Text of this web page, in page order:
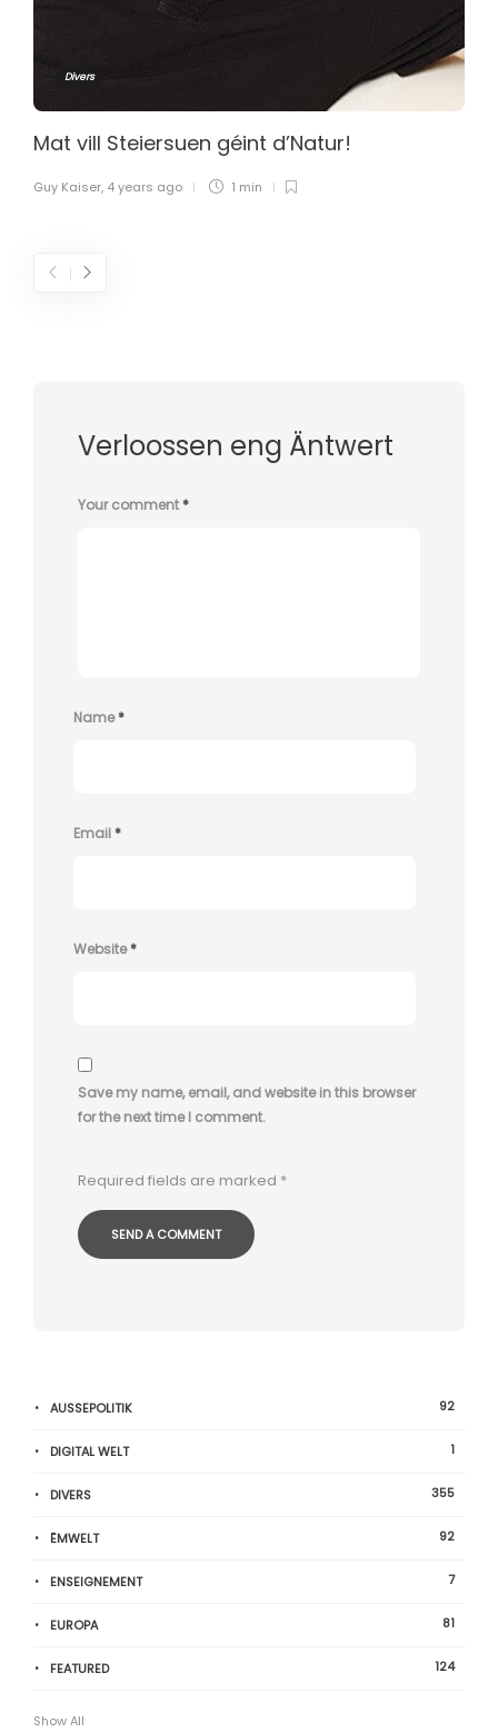
Divers
Mat vill Steiersuen géint d’Natur!
Guy Kaiser, 4 years ago 1 min
Verloossen eng Äntwert
Your comment*
Name*
Email*
Website*
Save my name, email, and website in this browser
for the next time I comment.
Required fields are marked *
AUSSEPOLITIK 92
DIGITAL WELT 1
DIVERS 355
ËMWELT 92
ENSEIGNEMENT 7
EUROPA 81
FEATURED 124
Show All